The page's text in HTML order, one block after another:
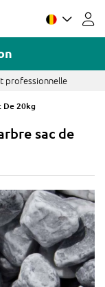
carte de crédit ou à
De 20kg
sac de